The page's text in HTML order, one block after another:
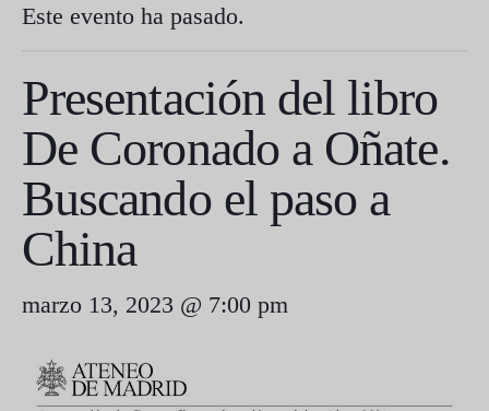
Este evento ha pasado.
Presentación del libro
De Coronado a Oñate.
Buscando el paso a
China
marzo 13, 2023 @ 7:00 pm